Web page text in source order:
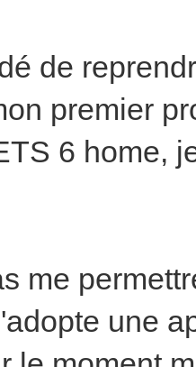
de
premier
6 home,
me
une